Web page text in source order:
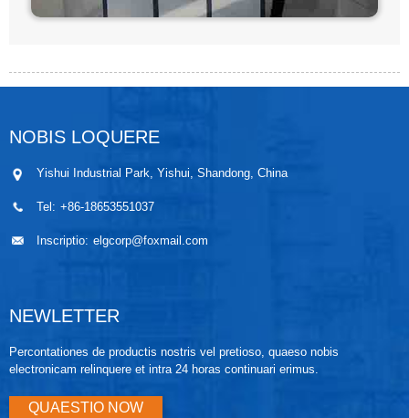
NOBIS LOQUERE
Yishui Industrial Park, Yishui, Shandong, China
Tel: +86-18653551037
Inscriptio: elgcorp@foxmail.com
NEWLETTER
Percontationes de productis nostris vel pretioso, quaeso nobis
electronicam relinquere et intra 24 horas continuari erimus.
QUAESTIO NOW